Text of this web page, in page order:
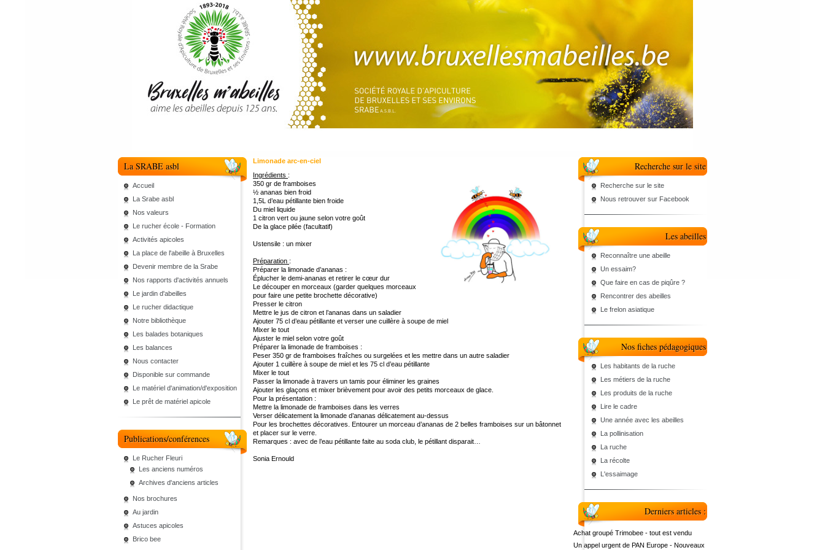
La SRABE asbl
Accueil
La Srabe asbl
Nos valeurs
Le rucher école - Formation
Activités apicoles
La place de l'abeille à Bruxelles
Devenir membre de la Srabe
Nos rapports d'activités annuels
Le jardin d'abeilles
Le rucher didactique
Notre bibliothèque
Les balades botaniques
Les balances
Nous contacter
Disponible sur commande
Le matériel d'animation/d'exposition
Le prêt de matériel apicole
Publications/conférences
Le Rucher Fleuri
Les anciens numéros
Archives d'anciens articles
Nos brochures
Au jardin
Astuces apicoles
Brico bee
Limonade arc-en-ciel
Ingrédients :
350 gr de framboises
½ ananas bien froid
1,5L d’eau pétillante bien froide
Du miel liquide
1 citron vert ou jaune selon votre goût
De la glace pilée (facultatif)
Ustensile : un mixer
Préparation :
Préparer la limonade d’ananas :
Éplucher le demi-ananas et retirer le cœur dur
Le découper en morceaux (garder quelques morceaux
pour faire une petite brochette décorative)
Presser le citron
Mettre le jus de citron et l’ananas dans un saladier
Ajouter 75 cl d’eau pétillante et verser une cuillère à soupe de miel
Mixer le tout
Ajuster le miel selon votre goût
Préparer la limonade de framboises :
Peser 350 gr de framboises fraîches ou surgelées et les mettre dans un autre saladier
Ajouter 1 cuillère à soupe de miel et les 75 cl d’eau pétillante
Mixer le tout
Passer la limonade à travers un tamis pour éliminer les graines
Ajouter les glaçons et mixer brièvement pour avoir des petits morceaux de glace.
Pour la présentation :
Mettre la limonade de framboises dans les verres
Verser délicatement la limonade d’ananas délicatement au-dessus
Pour les brochettes décoratives. Entourer un morceau d’ananas de 2 belles framboises sur un bâtonnet
et placer sur le verre.
Remarques : avec de l’eau pétillante faite au soda club, le pétillant disparait…
Sonia Ernould
Recherche sur le site
Recherche sur le site
Nous retrouver sur Facebook
Les abeilles
Reconnaître une abeille
Un essaim?
Que faire en cas de piqûre ?
Rencontrer des abeilles
Le frelon asiatique
Nos fiches pédagogiques
Les habitants de la ruche
Les métiers de la ruche
Les produits de la ruche
Lire le cadre
Une année avec les abeilles
La pollinisation
La ruche
La récolte
L'essaimage
Derniers articles :
Achat groupé Trimobee - tout est vendu
Un appel urgent de PAN Europe - Nouveaux